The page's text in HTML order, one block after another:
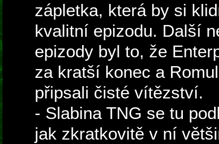
zápletka, která by si
kvalitní epizodu. Další
epizody byl to, že
za kratší konec a
připsali čisté vítězství.
- Slabina TNG se tu
jak zkratkovitě v ní